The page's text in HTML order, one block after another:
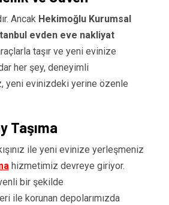
Ancak Hekimoğlu Kurumsal
evden eve nakliyat
taşır ve yeni evinize
her şey, deneyimli
yeni evinizdeki yerine özenle
Taşıma
ile yeni evinize yerleşmeniz
hizmetimiz devreye giriyor.
bir şekilde
ile korunan depolarımızda